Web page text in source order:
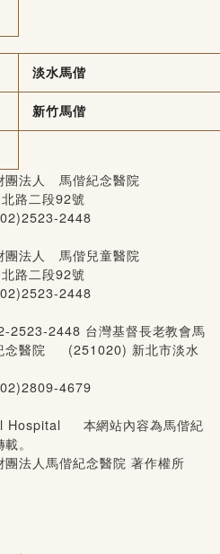
淡水馬偕
新竹馬偕
團法人 馬偕紀念醫院
路二段92號
2448
團法人 馬偕兒童醫院
路二段92號
2448
2523-2448 台灣基督長老教會馬
念醫院 (251020) 新北市淡水
4679
Hospital 本網站內容為馬偕紀
。
法人馬偕紀念醫院 著作權所